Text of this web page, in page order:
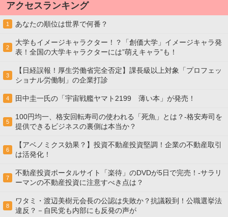
アクセスランキング
1 あなたの順位は世界で何番？
2
大学もイメージキャラクター！？「創価大学」イメージキャラ発
表！全国の大学キャラクターには”萌えキャラ”も！
3
【日経誤報！厚生労働省完全否定】課長級以上対象「プロフェッ
ショナル労働制」の企業打診
4 田中圭一氏の「宇宙戦艦ヤマト2199 薄い本」が発売！
5
100円均一、格安回転寿司の使われる「死魚」とは？-格安寿司を
提供できるビジネスの裏側は本当か？
6
【アベノミクス効果？】投資不動産投資堅調！企業の不動産取引
は活発化！
7
不動産投資ポータルサイト「楽待」のDVDが5日で完売！-サラリ
ーマンの不動産投資に注意すべき点は？
8
ワタミ・渡辺美樹元会長の公認は失敗か？抗議殺到！公職選挙法
違反？－自民党も内部にも反発の声が